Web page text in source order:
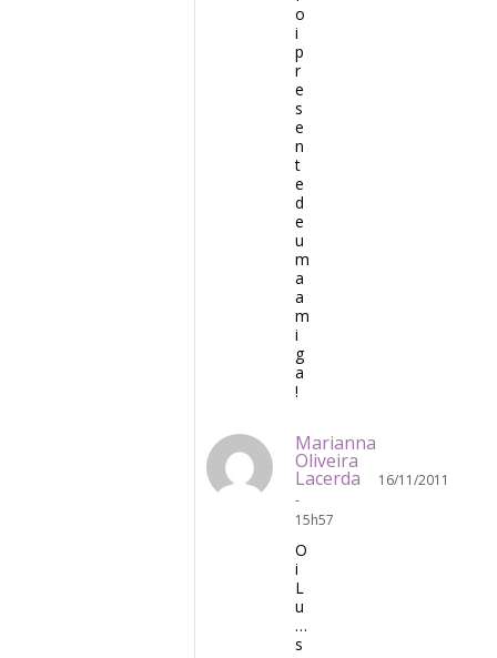
o
i
p
r
e
s
e
n
t
e
d
e
u
m
a
a
m
i
g
a
!
Marianna
Oliveira
Lacerda
16/11/2011
-
15h57
O
i
L
u
…
s